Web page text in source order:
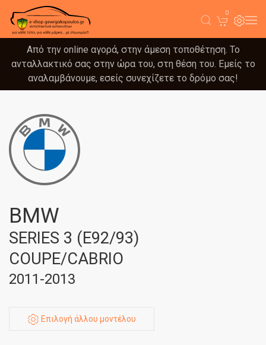
0
Από την online αγορά, στην άμεση τοποθέτηση. Το
ανταλλακτικό σας στην ώρα του, στη θέση του. Εμείς το
αναλαμβάνουμε, εσείς συνεχίζετε το δρόμο σας!
BMW
SERIES 3 (E92/93)
COUPE/CABRIO
2011-2013
Επιλογή άλλου μοντέλου